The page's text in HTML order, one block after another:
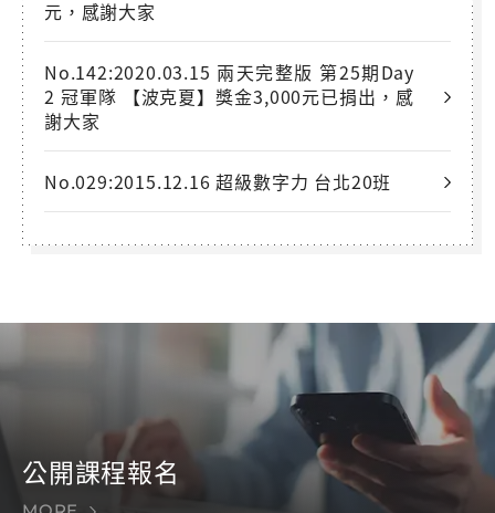
元，感謝大家
No.142:2020.03.15 兩天完整版 第25期Day
2 冠軍隊 【波克夏】獎金3,000元已捐出，感
謝大家
No.029:2015.12.16 超級數字力 台北20班
公開課程報名